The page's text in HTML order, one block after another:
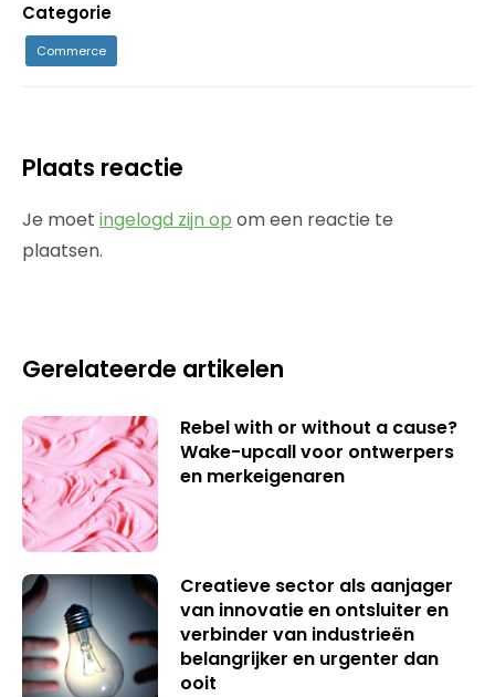
Categorie
Commerce
Plaats reactie
Je moet ingelogd zijn op om een reactie te
plaatsen.
Gerelateerde artikelen
Rebel with or without a cause?
Wake-upcall voor ontwerpers
en merkeigenaren
Creatieve sector als aanjager
van innovatie en ontsluiter en
verbinder van industrieën
belangrijker en urgenter dan
ooit